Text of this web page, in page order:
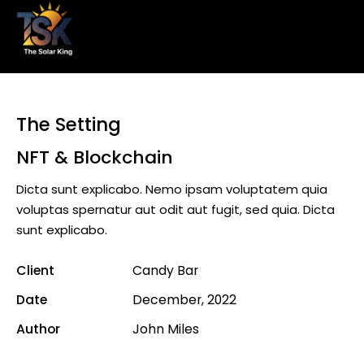
The Setting
NFT & Blockchain
Dicta sunt explicabo. Nemo ipsam voluptatem quia
voluptas spernatur aut odit aut fugit, sed quia. Dicta
sunt explicabo.
Client
Candy Bar
Date
December, 2022
Author
John Miles